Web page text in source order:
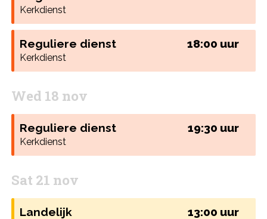
Kerkdienst
Reguliere dienst 18:00 uur
Kerkdienst
Wed 18 nov
Reguliere dienst 19:30 uur
Kerkdienst
Sat 21 nov
Landelijk 13:00 uur